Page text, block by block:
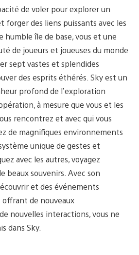
de voler pour explorer un
forger des liens puissants avec les
humble île de base, vous et une
de joueurs et joueuses du monde
sept vastes et splendides
des esprits éthérés. Sky est un
profond de l’exploration
à mesure que vous et les
rencontrez et avec qui vous
de magnifiques environnements
unique de gestes et
avec les autres, voyagez
beaux souvenirs. Avec son
et des événements
offrant de nouveaux
nouvelles interactions, vous ne
dans Sky.